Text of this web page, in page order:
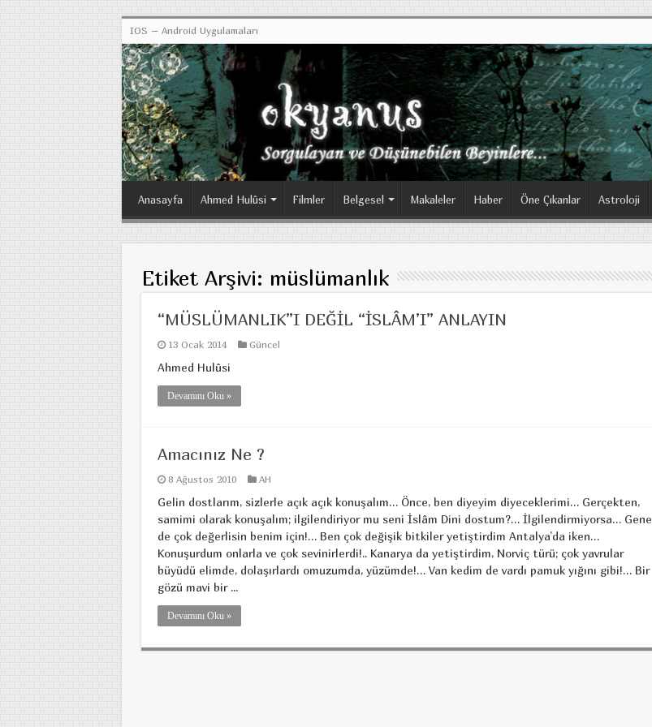
IOS – Android Uygulamaları
Anasayfa Ahmed Hulûsi Filmler Belgesel Makaleler Haber Öne Çıkanlar Astroloji
Etiket Arşivi: müslümanlık
“MÜSLÜMANLIK”I DEĞİL “İSLÂM’I” ANLAYIN
13 Ocak 2014 Güncel
Ahmed Hulûsi
Devamını Oku »
Amacınız Ne ?
8 Ağustos 2010 AH
Gelin dostlarım, sizlerle açık açık konuşalım… Önce, ben diyeyim diyeceklerimi… Gerçekten,
samimi olarak konuşalım; ilgilendiriyor mu seni İslâm Dini dostum?… İlgilendirmiyorsa… Gene
de çok değerlisin benim için!… Ben çok değişik bitkiler yetiştirdim Antalya’da iken…
Konuşurdum onlarla ve çok sevinirlerdi!.. Kanarya da yetiştirdim, Norviç türü; çok yavrular
büyüdü elimde, dolaşırlardı omuzumda, yüzümde!… Van kedim de vardı pamuk yığını gibi!… Bir
gözü mavi bir ...
Devamını Oku »